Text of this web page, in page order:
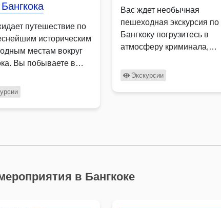
путешествие по
историческим
местам вокруг
Вы побываете в
Вас ждет необычная
пешеходная экскурсия по
Бангкоку погрузитесь в
атмосферу криминала,
узнаете легенды о
призраках, …
Экскурсии
в Бангкоке